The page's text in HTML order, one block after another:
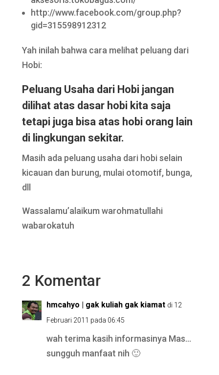
http://www.facebook.com/group.php?
gid=315598912312
Yah inilah bahwa cara melihat peluang dari
Hobi:
Peluang Usaha dari Hobi jangan
dilihat atas dasar hobi kita saja
tetapi juga bisa atas hobi orang lain
di lingkungan sekitar.
Masih ada peluang usaha dari hobi selain
kicauan dan burung, mulai otomotif, bunga,
dll
Wassalamu’alaikum warohmatullahi
wabarokatuh
2 Komentar
hmcahyo | gak kuliah gak kiamat di 12
Februari 2011 pada 06:45
wah terima kasih informasinya Mas…
sungguh manfaat nih 🙂